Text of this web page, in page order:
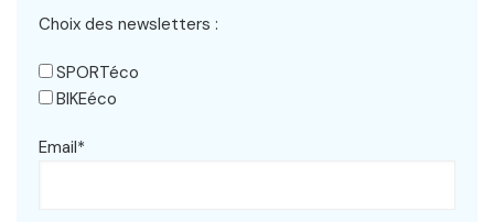
Choix des newsletters :
SPORTéco
BIKEéco
Email*